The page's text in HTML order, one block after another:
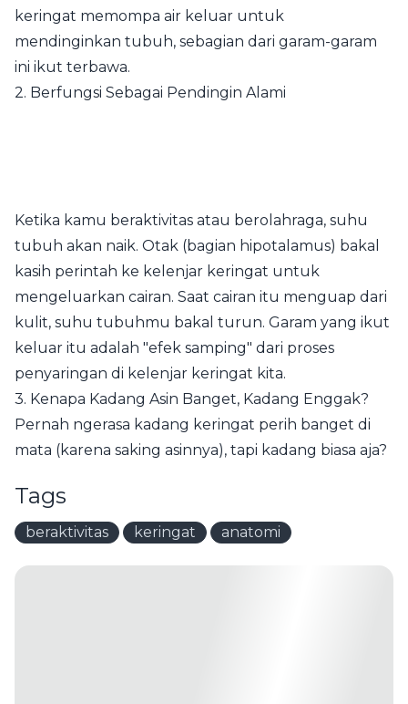
keringat memompa air keluar untuk
mendinginkan tubuh, sebagian dari garam-garam
ini ikut terbawa.
2. Berfungsi Sebagai Pendingin Alami
Ketika kamu beraktivitas atau berolahraga, suhu
tubuh akan naik. Otak (bagian hipotalamus) bakal
kasih perintah ke kelenjar keringat untuk
mengeluarkan cairan. Saat cairan itu menguap dari
kulit, suhu tubuhmu bakal turun. Garam yang ikut
keluar itu adalah "efek samping" dari proses
penyaringan di kelenjar keringat kita.
3. Kenapa Kadang Asin Banget, Kadang Enggak?
Pernah ngerasa kadang keringat perih banget di
mata (karena saking asinnya), tapi kadang biasa aja?
Tags
beraktivitas keringat anatomi